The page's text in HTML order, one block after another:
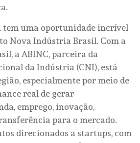
tem uma oportunidade incrível
Nova Indústria Brasil. Com a
a ABINC, parceira da
da Indústria (CNI), está
especialmente por meio de
real de gerar
emprego, inovação,
para o mercado.
direcionados a startups, com